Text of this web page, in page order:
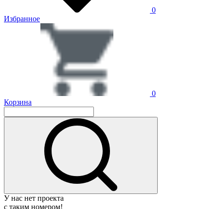
0
Избранное
0
Корзина
У нас нет проекта
с таким номером!